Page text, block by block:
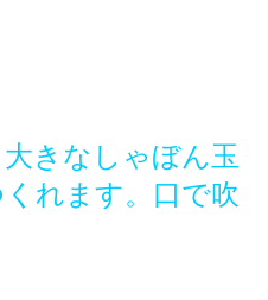
きなしゃぼん玉
れます。口で吹